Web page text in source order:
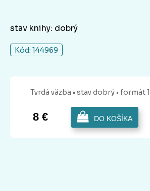
stav knihy: dobrý
Kód: 144969
Tvrdá väzba • stav dobrý • formát
8 € DO KOŠÍKA